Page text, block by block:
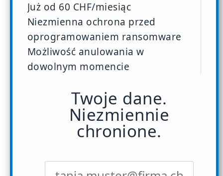
Już od 60 CHF/miesiąc
Niezmienna ochrona przed
oprogramowaniem ransomware
Możliwość anulowania w
dowolnym momencie
Twoje dane.
Niezmiennie
chronione.